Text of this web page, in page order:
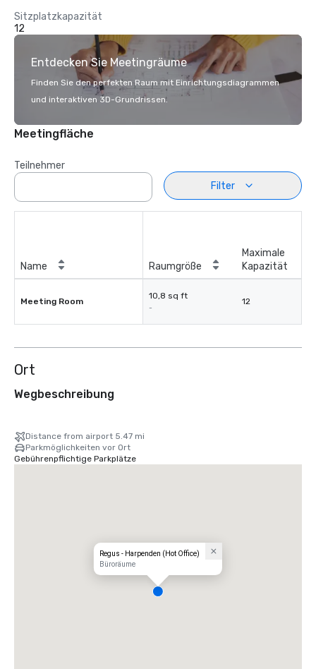
Sitzplatzkapazität
12
Entdecken Sie Meetingräume
Finden Sie den perfekten Raum mit Einrichtungsdiagrammen
und interaktiven 3D-Grundrissen.
Meetingfläche
Teilnehmer
Filter
Name Raumgröße
Maximale
Kapazität
Meeting Room
10,8 sq ft
-
12
Ort
Wegbeschreibung
Distance from airport 5.47 mi
Parkmöglichkeiten vor Ort
Gebührenpflichtige Parkplätze
Regus - Harpenden (Hot Office)
Büroräume